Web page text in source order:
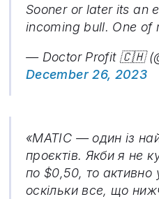
Sooner or later its an
incoming bull. One of
— Doctor Profit 🇨🇭
December 26, 2023
«MATIC — один із
проєктів. Якби я не
по $0,50, то активно
оскільки все, що